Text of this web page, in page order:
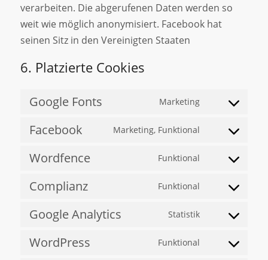
verarbeiten. Die abgerufenen Daten werden so
weit wie möglich anonymisiert. Facebook hat
seinen Sitz in den Vereinigten Staaten
6. Platzierte Cookies
Google Fonts Marketing
Facebook Marketing, Funktional
Wordfence Funktional
Complianz Funktional
Google Analytics Statistik
WordPress Funktional